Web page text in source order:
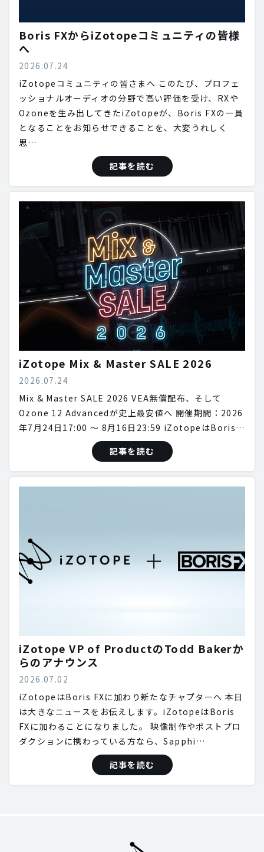
Boris FXからiZotopeコミュニティの皆様
へ
2026.07.24
iZotopeコミュニティの皆さまへ このたび、プロフェ
ッショナルオーディオの分野で高い評価を受け、RXや
Ozoneを生み出してきたiZotopeが、Boris FXの一員
となることをお知らせできることを、大変うれしく
思…
記事を読む
iZotope Mix & Master SALE 2026
2026.07.24
Mix & Master SALE 2026 VEA無償配布、そして
Ozone 12 Advancedが史上最安値へ 開催期間：2026
年7月24日17:00 〜 8月16日23:59 iZotopeはBoris…
記事を読む
iZotope VP of ProductのTodd Bakerか
らのアナウンス
2026.07.02
iZotopeはBoris FXに加わり新たなチャプターへ 本日
は大きなニュースをお伝えします。iZotopeはBoris
FXに加わることになりました。 映像制作やポストプロ
ダクションに携わっている方なら、Sapphi…
記事を読む